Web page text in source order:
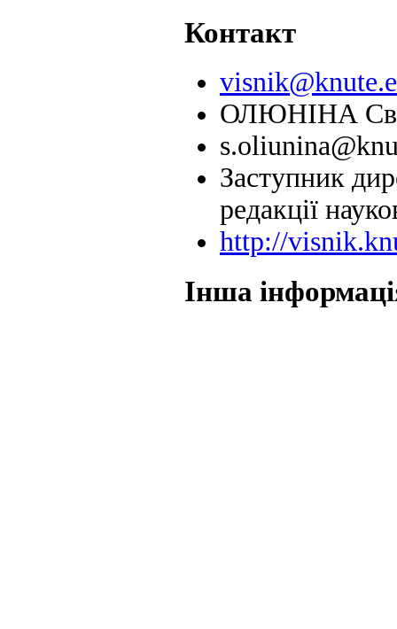
Контакт
ОЛЮНІНА
Заступник
редакції
http://
Інша